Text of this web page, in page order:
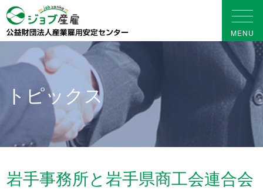
トピックス
岩手事務所と岩手県商工会連合会